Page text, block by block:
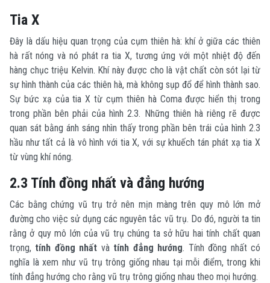
Tia X
Đây là dấu hiệu quan trọng của cụm thiên hà: khí ở giữa các thiên
hà rất nóng và nó phát ra tia X, tương ứng với một nhiệt độ đến
hàng chục triệu Kelvin. Khí này được cho là vật chất còn sót lại từ
sự hình thành của các thiên hà, mà không sụp đổ để hình thành sao.
Sự bức xạ của tia X từ cụm thiên hà Coma được hiển thị trong
trong phần bên phải của hình 2.3. Những thiên hà riêng rẽ được
quan sát bằng ánh sáng nhìn thấy trong phần bên trái của hình 2.3
hầu như tất cả là vô hình với tia X, với sự khuếch tán phát xạ tia X
từ vùng khí nóng.
2.3 Tính đồng nhất và đẳng hướng
Các bằng chứng vũ trụ trở nên mịn màng trên quy mô lớn mở
đường cho việc sử dụng các nguyên tắc vũ trụ. Do đó, người ta tin
rằng ở quy mô lớn của vũ trụ chúng ta sở hữu hai tính chất quan
trọng, tính đồng nhất và tính đẳng hướng. Tính đồng nhất có
nghĩa là xem như vũ trụ trông giống nhau tại mỗi điểm, trong khi
tính đẳng hướng cho rằng vũ trụ trông giống nhau theo mọi hướng.